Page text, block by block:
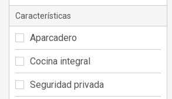
Características
Aparcadero
Cocina integral
Seguridad privada